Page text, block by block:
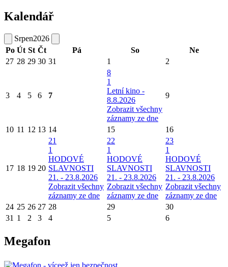
Kalendář
Srpen2026
Po Út St Čt Pá So
Ne
27 28 29 30 31 1 2
3 4 5 6 7
8
1
Letní kino -
8.8.2026
Zobrazit všechny
záznamy ze dne
9
10 11 12 13 14 15 16
17 18 19 20
21
1
HODOVÉ
SLAVNOSTI
21. - 23.8.2026
Zobrazit všechny
záznamy ze dne
22
1
HODOVÉ
SLAVNOSTI
21. - 23.8.2026
Zobrazit všechny
záznamy ze dne
23
1
HODOVÉ
SLAVNOSTI
21. - 23.8.2026
Zobrazit všechny
záznamy ze dne
24 25 26 27 28 29
30
31 1 2 3 4 5 6
Megafon